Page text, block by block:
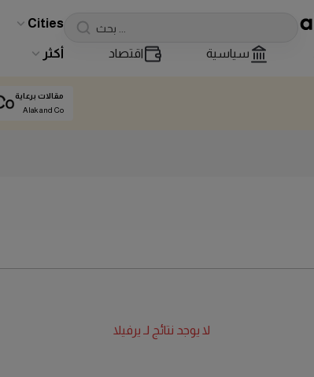
Cities
سياسية اقتصاد أكثر
مقالات برعاية
Alak and Co
لا يوجد نتائج لـ يرفيلا